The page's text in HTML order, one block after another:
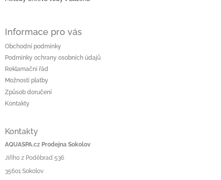
Informace pro vás
Obchodní podmínky
Podmínky ochrany osobních údajů
Reklamační řád
Možnosti platby
Způsob doručení
Kontakty
Kontakty
AQUASPA.cz Prodejna Sokolov
Jiřího z Poděbrad 536
35601 Sokolov